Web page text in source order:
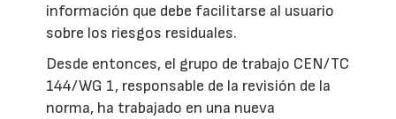
información que debe facilitarse al usuario
sobre los riesgos residuales.
Desde entonces, el grupo de trabajo CEN/TC
144/WG 1, responsable de la revisión de la
norma, ha trabajado en una nueva